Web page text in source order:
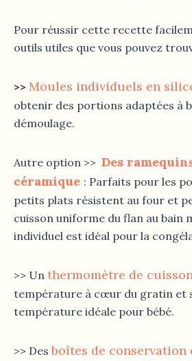
Pour réussir cette recette
outils utiles que vous pouvez
>> Moules individuels en
obtenir des portions adaptées à
démoulage.
Autre option >> Des
céramique : Parfaits pour les
petits plats résistent au four et
cuisson uniforme du flan au bain
individuel est idéal pour la
>> Un thermomètre de
température à cœur du gratin et
température idéale pour bébé.
>> Desboîtes de conservation